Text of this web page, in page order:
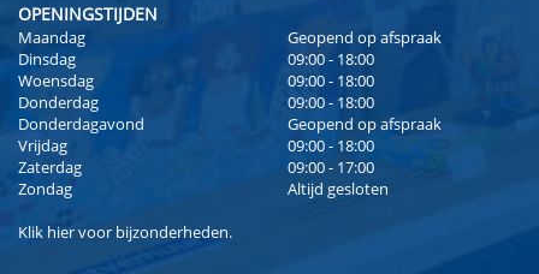
OPENINGSTIJDEN
Maandag
Geopend op afspraak
Dinsdag
09:00 - 18:00
Woensdag
09:00 - 18:00
Donderdag
09:00 - 18:00
Donderdagavond
Geopend op afspraak
Vrijdag
09:00 - 18:00
Zaterdag
09:00 - 17:00
Zondag
Altijd gesloten
Klik hiervoor bijzonderheden.